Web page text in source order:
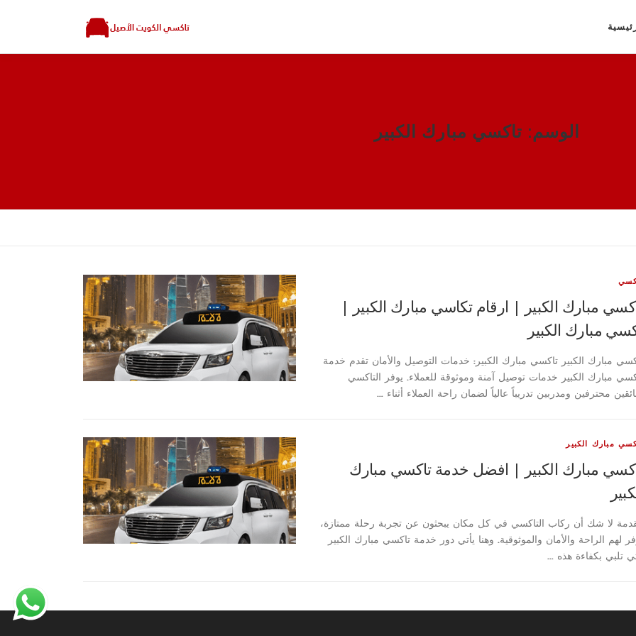
الوسم: تاكسي مبارك الكبير
مبارك الكبير | ارقام تكاسي مبارك الكبير |
مبارك الكبير
مبارك الكبير تاكسي مبارك الكبير: خدمات التوصيل والأمان تقدم خدمة
مبارك الكبير خدمات توصيل آمنة وموثوقة للعملاء. يوفر التاكسي
محترفين ومدربين تدريباً عالياً لضمان راحة العملاء أثناء …
مبارك الكبير
مبارك الكبير | افضل خدمة تاكسي مبارك
لا شك أن ركاب التاكسي في كل مكان يبحثون عن تجربة رحلة ممتازة،
لهم الراحة والأمان والموثوقية. وهنا يأتي دور خدمة تاكسي مبارك الكبير
تلبي بكفاءة هذه …